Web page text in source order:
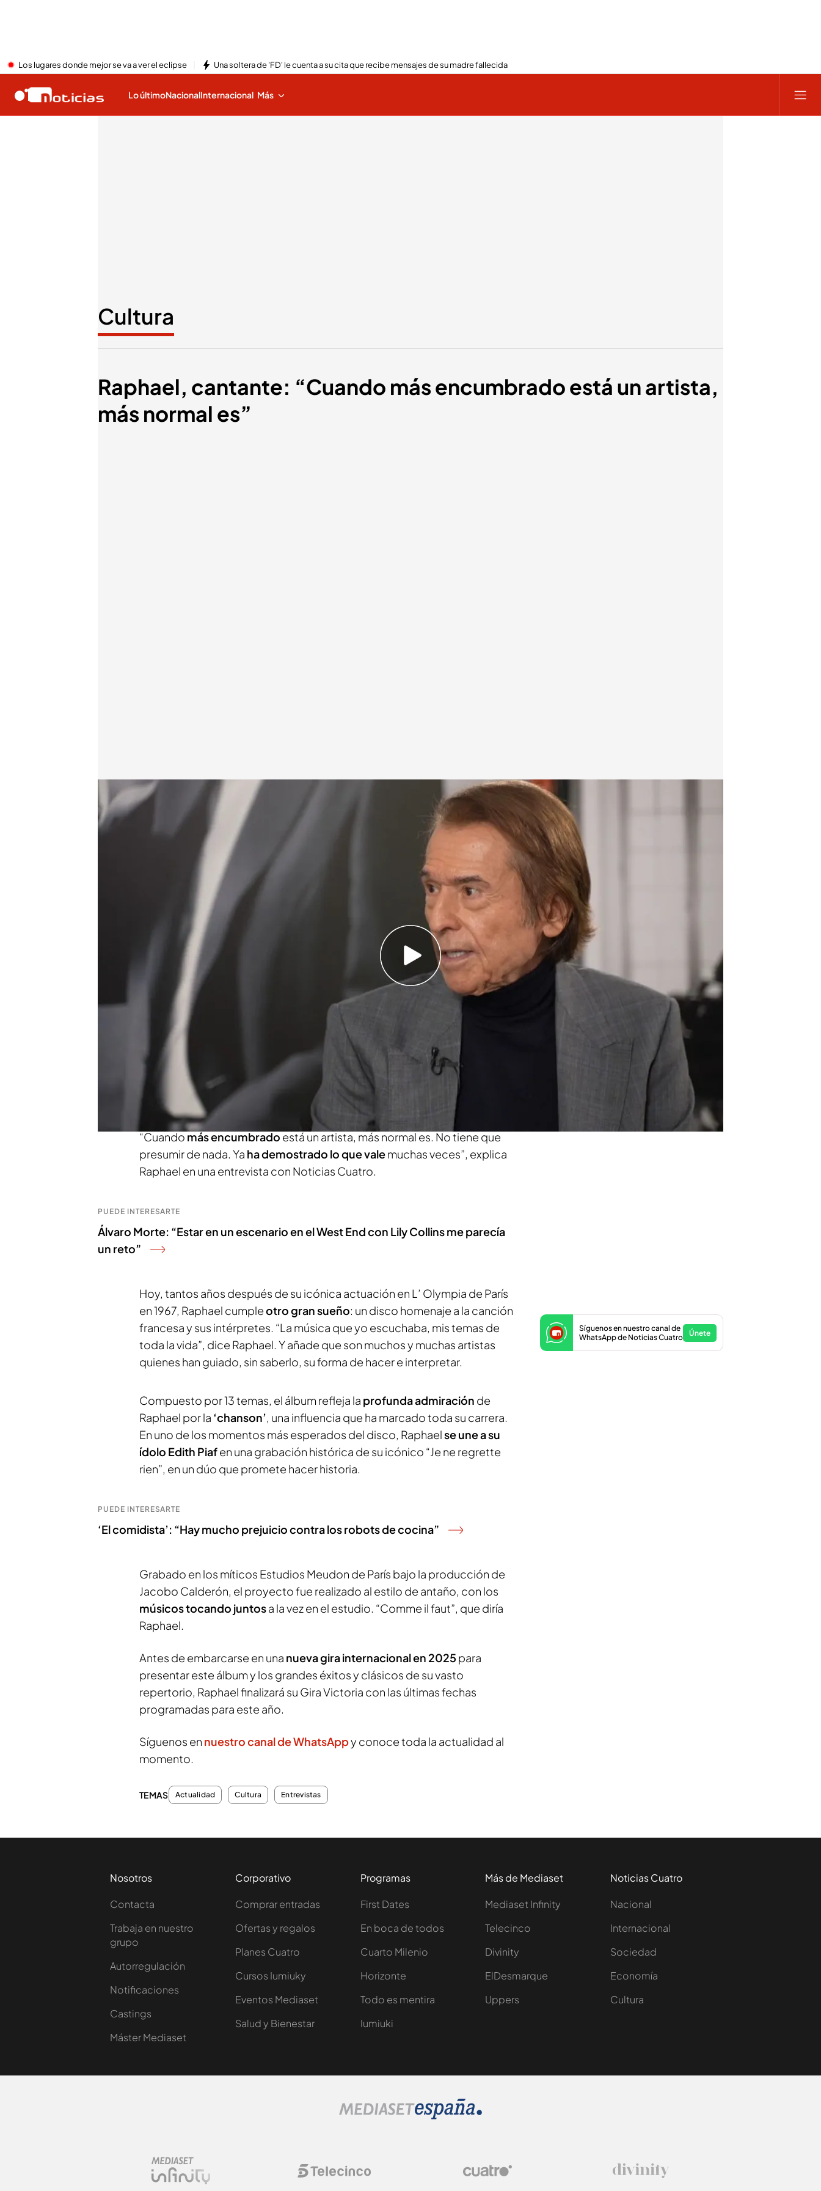
Los lugares donde mejor se va a ver el eclipse Una soltera de 'FD' le cuenta a su cita que recibe mensajes de su madre fallecida
Lo últimoNacionalInternacional Más
Cultura
Raphael, cantante: “Cuando más encumbrado está un artista,
más normal es”
IMAGEN: Raquel Vázquez y Fede Cubas El cantante presenta su nueva álbum: 'Ayer... aún'
El popular artista rinde homenaje a la canción francesa en su nuevo
Su nuevo álbum 'Ayer... aún', es un tributo a sus admirados Piaf, Brel,
Aznavour o Bécaud
Love of Lesbian reivindica la amistad con su nuevo álbum, 'Ejército de
salvación'
regresa con un nuevo proyecto
cargado de emoción. Su nuevo
álbum,
‘Ayer… aún’,
rinde homenaje a grandes artistas como Gilbert
Bécaud, Charles Aznavour, Jacques Brel o la inigualable Édith Piaf.
“Cuando más encumbrado está un artista, más normal es. No tiene que
presumir de nada. Ya ha demostrado lo que valemuchas veces”, explica
Raphael en una entrevista con Noticias Cuatro.
PUEDE INTERESARTE
Álvaro Morte: “Estar en un escenario en el West End con Lily Collins me parecía
un reto”
Hoy, tantos años después de su icónica actuación en L’ Olympia de París
en 1967, Raphael cumpleotro gran sueño: un disco homenaje a la canción
francesa y sus intérpretes. “La música que yo escuchaba, mis temas de
toda la vida”, dice Raphael. Y añade que son muchos y muchas artistas
quienes han guiado, sin saberlo, su forma de hacer e interpretar.
Compuesto por 13 temas, el álbum refleja la profunda admiración de
Raphael por la ‘chanson’, una influencia que ha marcado toda su carrera.
En uno de los momentos más esperados del disco, Raphaelse une a su
ídolo Edith Piafen una grabación histórica de su icónico “Je ne regrette
rien”, en un dúo que promete hacer historia.
PUEDE INTERESARTE
‘El comidista’: “Hay mucho prejuicio contra los robots de cocina”
Grabado en los míticos Estudios Meudon de París bajo la producción de
Jacobo Calderón, el proyecto fue realizado al estilo de antaño, con los
músicos tocando juntosa la vez en el estudio. “Comme il faut”, que diría
Raphael.
Síguenos en nuestro canal de
WhatsApp de Noticias Cuatro
Únete
Antes de embarcarse en una nueva gira internacional en 2025 para
presentar este álbum y los grandes éxitos y clásicos de su vasto
repertorio, Raphael finalizará su Gira Victoria con las últimas fechas
programadas para este año.
Síguenos en nuestro canal de WhatsAppy conoce toda la actualidad al
momento.
TEMAS Actualidad Cultura Entrevistas
Nosotros
Contacta
Trabaja en nuestro
grupo
Autorregulación
Notificaciones
Castings
Máster Mediaset
Corporativo
Comprar entradas
Ofertas y regalos
Planes Cuatro
Cursos Iumiuky
Eventos Mediaset
Salud y Bienestar
Programas
First Dates
En boca de todos
Cuarto Milenio
Horizonte
Todo es mentira
Iumiuki
Más de Mediaset
Mediaset Infinity
Telecinco
Divinity
ElDesmarque
Uppers
Noticias Cuatro
Nacional
Internacional
Sociedad
Economía
Cultura